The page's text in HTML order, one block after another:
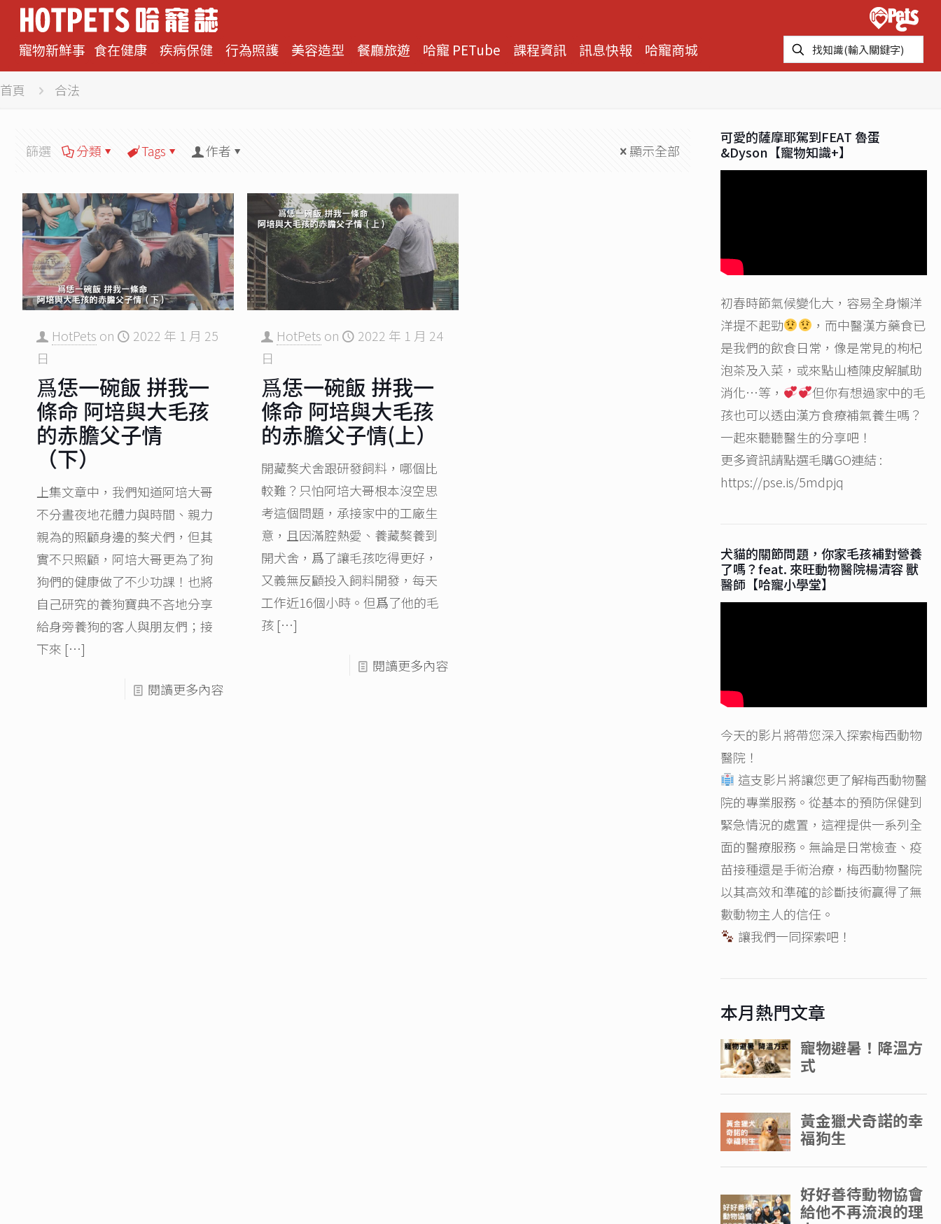
寵物新鮮事 食在健康 疾病保健 行為照護 美容造型 餐廳旅遊 哈寵 PETube 課程資訊 訊息快報 哈寵商城
首頁 合法
篩選 分類 Tags 作者 顯示全部
HotPets on
2022 年 1 月 25
日
爲恁一碗飯 拼我一
條命 阿培與大毛孩
的赤膽父子情
（下）
上集文章中，我們知道阿培大哥
不分晝夜地花體力與時間、親力
親為的照顧身邊的獒犬們，但其
實不只照顧，阿培大哥更為了狗
狗們的健康做了不少功課！也將
自己研究的養狗寶典不吝地分享
給身旁養狗的客人與朋友們；接
下來 […]
閱讀更多內容
HotPets on
2022 年 1 月 24
日
爲恁一碗飯 拼我一
條命 阿培與大毛孩
的赤膽父子情(上）
開藏獒犬舍跟研發飼料，哪個比
較難？只怕阿培大哥根本沒空思
考這個問題，承接家中的工廠生
意，且因滿腔熱愛、養藏獒養到
開犬舍，爲了讓毛孩吃得更好，
又義無反顧投入飼料開發，每天
工作近16個小時。但爲了他的毛
孩[…]
閱讀更多內容
可愛的薩摩耶駕到FEAT 魯蛋
&Dyson【寵物知識+】
初春時節氣候變化大，容易全身懶洋
洋提不起勁
，而中醫漢方藥食已
是我們的飲食日常，像是常見的枸杞
泡茶及入菜，或來點山楂陳皮解膩助
消化…等，
但你有想過家中的毛
孩也可以透由漢方食療補氣養生嗎？
一起來聽聽醫生的分享吧！
更多資訊請點選毛購GO連結 :
https://pse.is/5mdpjq
犬貓的關節問題，你家毛孩補對營養
了嗎？feat. 來旺動物醫院楊清容 獸
醫師【哈寵小學堂】
今天的影片將帶您深入探索梅西動物
醫院！
這支影片將讓您更了解梅西動物醫
院的專業服務。從基本的預防保健到
緊急情況的處置，這裡提供一系列全
面的醫療服務。無論是日常檢查、疫
苗接種還是手術治療，梅西動物醫院
以其高效和準確的診斷技術贏得了無
數動物主人的信任。
讓我們一同探索吧！
本月熱門文章